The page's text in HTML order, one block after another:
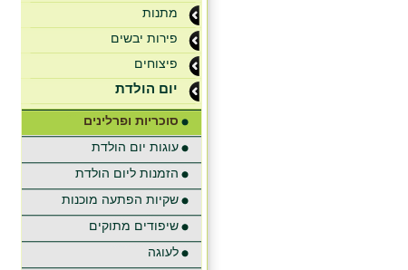
מתנות
פירות יבשים
פיצוחים
יום הולדת
סוכריות ופרלינים
עוגות יום הולדת
הזמנות ליום הולדת
שקיות הפתעה מוכנות
שיפודים מתוקים
לעוגה